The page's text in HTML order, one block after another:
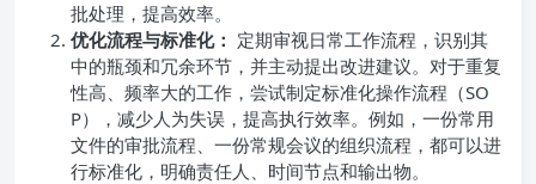
批处理，提高效率。
优化流程与标准化： 定期审视日常工作流程，识别其
中的瓶颈和冗余环节，并主动提出改进建议。对于重复
性高、频率大的工作，尝试制定标准化操作流程（SO
P），减少人为失误，提高执行效率。例如，一份常用
文件的审批流程、一份常规会议的组织流程，都可以进
行标准化，明确责任人、时间节点和输出物。